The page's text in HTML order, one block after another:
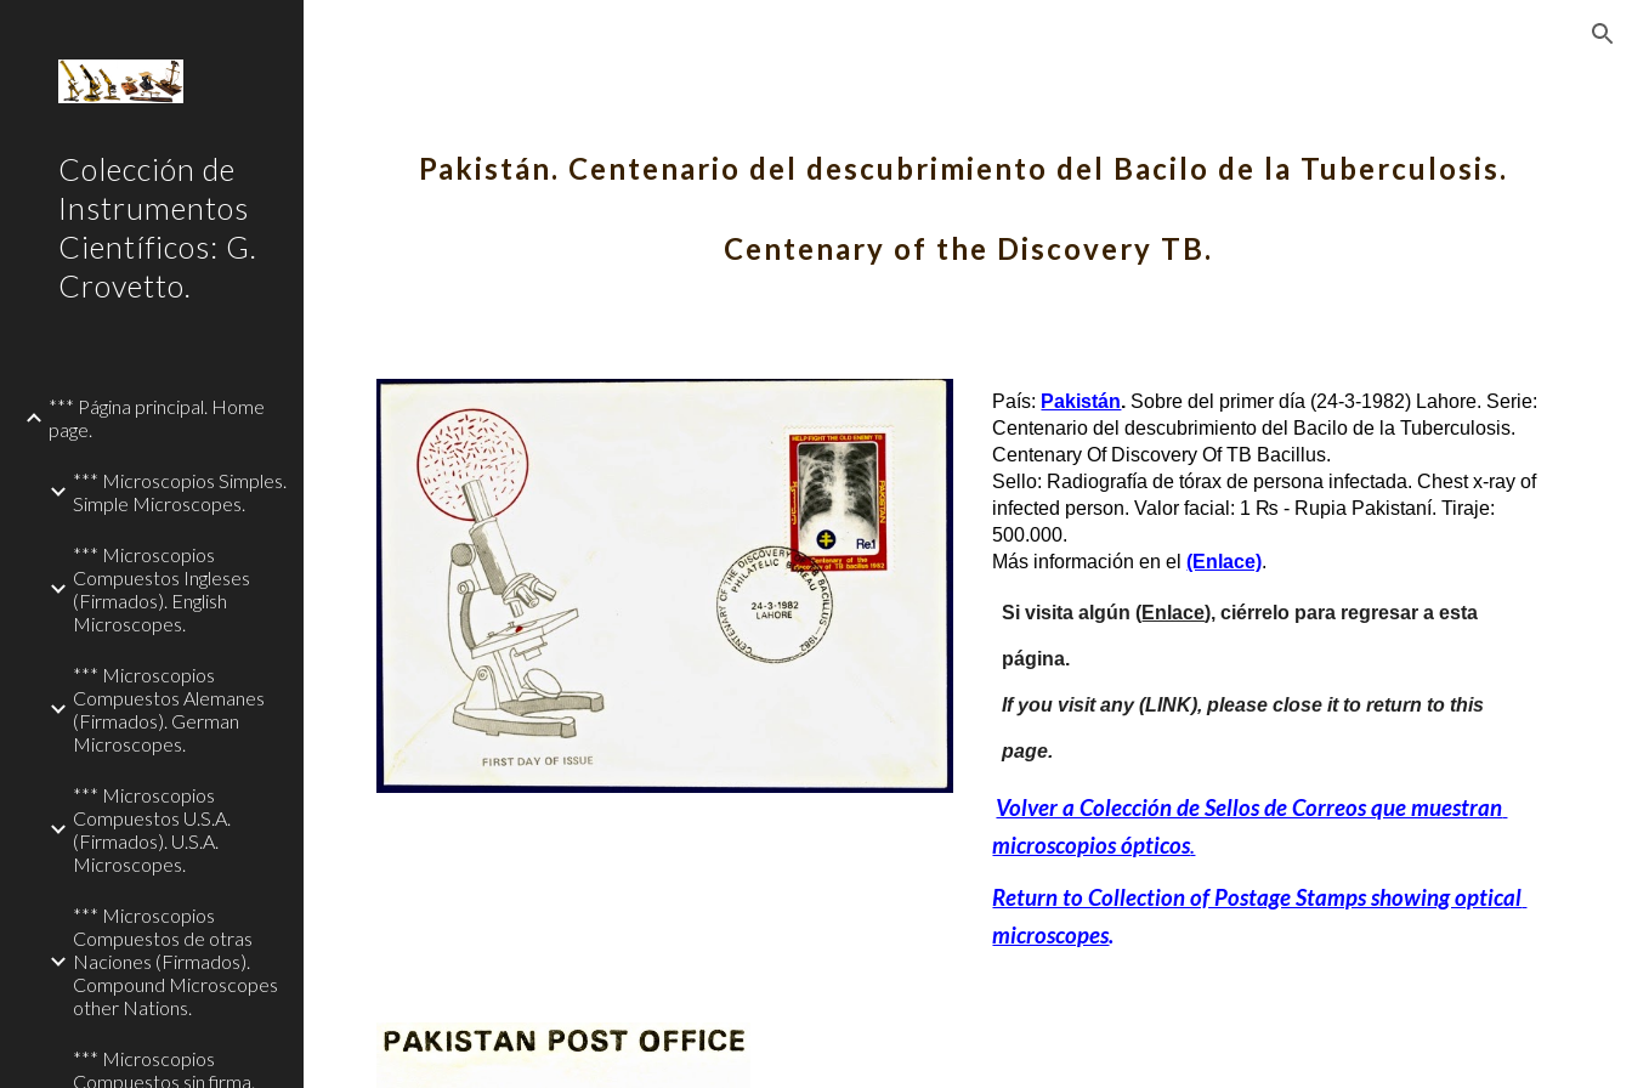
Colección de
Instrumentos
Científicos: G.
Crovetto.
*** Página principal. Home
page.
*** Microscopios Simples.
Simple Microscopes.
*** Microscopios
Compuestos Ingleses
(Firmados). English
Microscopes.
*** Microscopios
Compuestos Alemanes
(Firmados). German
Microscopes.
*** Microscopios
Compuestos U.S.A.
(Firmados). U.S.A.
Microscopes.
*** Microscopios
Compuestos de otras
Naciones (Firmados).
Compound Microscopes
other Nations.
*** Microscopios
Compuestos sin firma.
Pakistán. Centenario del descubrimiento del Bacilo de la Tuberculosis.
Centenary of the Discovery TB.
País: Pakistán. Sobre del primer día (24-3-1982) Lahore. Serie:
Centenario del descubrimiento del Bacilo de la Tuberculosis.
Centenary Of Discovery Of TB Bacillus.
Sello: Radiografía de tórax de persona infectada. Chest x-ray of
infected person. Valor facial: 1 ₨ - Rupia Pakistaní. Tiraje:
500.000.
Más información en el (Enlace).
Si visita algún (Enlace), ciérrelo para regresar a esta
página.
If you visit any (LINK), please close it to return to this
page.
Volver a Colección de Sellos de Correos que muestran
microscopios ópticos.
Return to Collection of Postage Stamps showing optical
microscopes.